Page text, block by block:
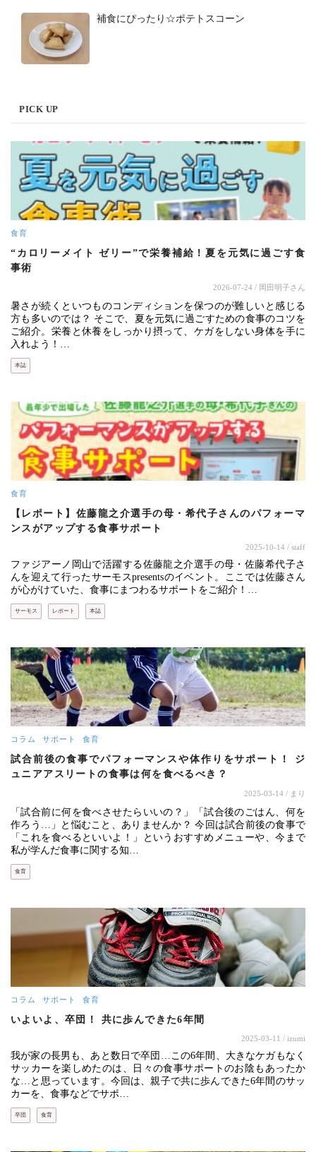
補食にぴったり☆ポテトスコーン
PICK UP
食育
“カロリーメイト ゼリー”で栄養補給！夏を元気に過ごす食
事術
2026-07-24 / 岡田明子さん
暑さが続くといつものコンディションを保つのが難しいと感じる
方も多いのでは？ そこで、夏を元気に過ごすための食事のコツを
ご紹介。栄養と休養をしっかり摂って、ケガをしない身体を手に
入れよう！…
本誌
食育
【レポート】佐藤龍之介選手の母・希代子さんのパフォーマ
ンスがアップする食事サポート
2025-10-14 / staff
ファジアーノ岡山で活躍する佐藤龍之介選手の母・佐藤希代子さ
んを迎えて行ったサーモスpresentsのイベント。ここでは佐藤さん
が心がけていた、食事にまつわるサポートをご紹介！…
サーモス レポート 本誌
コラム サポート 食育
試合前後の食事でパフォーマンスや体作りをサポート！ ジ
ュニアアスリートの食事は何を食べるべき？
2025-03-14 / まり
「試合前に何を食べさせたらいいの？」「試合後のごはん、何を
作ろう…」と悩むこと、ありませんか？ 今回は試合前後の食事で
「これを食べるといいよ！」というおすすめメニューや、今まで
私が学んだ食事に関する知…
食育
コラム サポート 食育
いよいよ、卒団！ 共に歩んできた6年間
2025-03-11 / izumi
我が家の長男も、あと数日で卒団…この6年間、大きなケガもなく
サッカーを楽しめたのは、日々の食事サポートのお陰もあったか
な…と思っています。今回は、親子で共に歩んできた6年間のサッ
カーを、食事などでサポ…
卒団 食育